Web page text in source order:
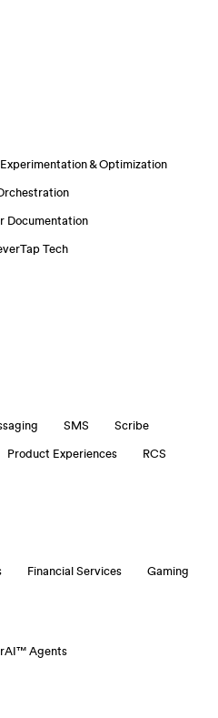
Experimentation & Optimization
Documentation
Tech
Automation links
SMS Scribe
Product Experiences RCS
Financial Services Gaming
Agents